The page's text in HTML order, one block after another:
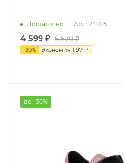
Достаточно Арт.: 24075
4 599 ₽ 6 570 ₽
-30% Экономия 1 971 ₽
до -50%